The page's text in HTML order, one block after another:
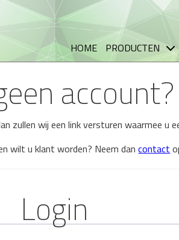
HOME PRODUCTEN
account?
zullen wij een link versturen waarmee u
wilt u klant worden? Neem dancontact
Login